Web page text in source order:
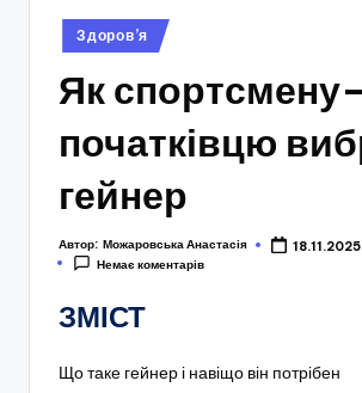
Опубліковано
у
Здоров’я
Як спортсмену–
початківцю
гейнер
Автор: Можаровська Анастасія
18.11.2025
Немає коментарів
ЗМІСТ
Що таке гейнер і навіщо він потрібен